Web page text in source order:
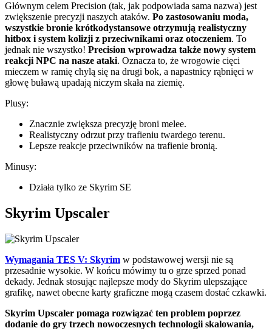
Głównym celem Precision (tak, jak podpowiada sama nazwa) jest
zwiększenie precyzji naszych ataków. Po zastosowaniu moda,
wszystkie bronie krótkodystansowe otrzymują realistyczny
hitbox i system kolizji z przeciwnikami oraz otoczeniem. To
jednak nie wszystko! Precision wprowadza także nowy system
reakcji NPC na nasze ataki. Oznacza to, że wrogowie cięci
mieczem w ramię chylą się na drugi bok, a napastnicy rąbnięci w
głowę buławą upadają niczym skała na ziemię.
Plusy:
Znacznie zwiększa precyzję broni melee.
Realistyczny odrzut przy trafieniu twardego terenu.
Lepsze reakcje przeciwników na trafienie bronią.
Minusy:
Działa tylko ze Skyrim SE
Skyrim Upscaler
Wymagania TES V: Skyrim w podstawowej wersji nie są
przesadnie wysokie. W końcu mówimy tu o grze sprzed ponad
dekady. Jednak stosując najlepsze mody do Skyrim ulepszające
grafikę, nawet obecne karty graficzne mogą czasem dostać czkawki.
Skyrim Upscaler pomaga rozwiązać ten problem poprzez
dodanie do gry trzech nowoczesnych technologii skalowania,